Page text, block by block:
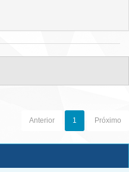
Anterior 1 Próximo